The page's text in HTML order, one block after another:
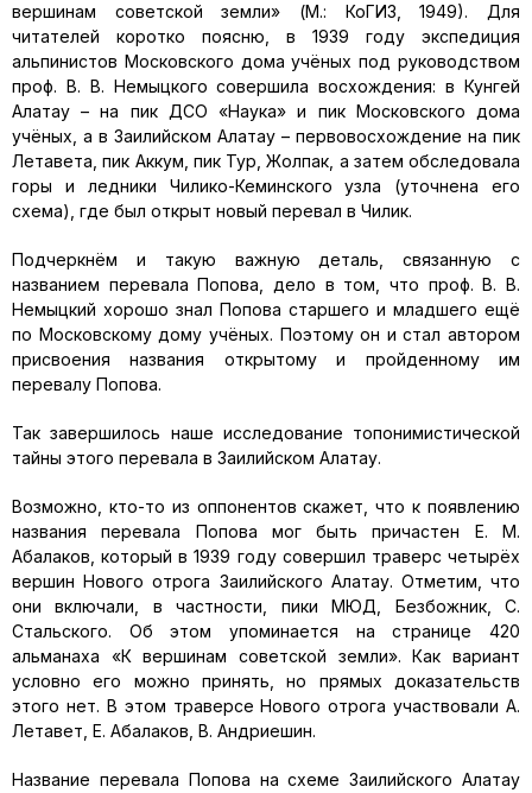
вершинам советской земли» (М.: КоГИЗ, 1949). Для
читателей коротко поясню, в 1939 году экспедиция
альпинистов Московского дома учёных под руководством
проф. В. В. Немыцкого совершила восхождения: в Кунгей
Алатау – на пик ДСО «Наука» и пик Московского дома
учёных, а в Заилийском Алатау – первовосхождение на пик
Летавета, пик Аккум, пик Тур, Жолпак, а затем обследовала
горы и ледники Чилико-Кеминского узла (уточнена его
схема), где был открыт новый перевал в Чилик.
Подчеркнём и такую важную деталь, связанную с
названием перевала Попова, дело в том, что проф. В. В.
Немыцкий хорошо знал Попова старшего и младшего ещё
по Московскому дому учёных. Поэтому он и стал автором
присвоения названия открытому и пройденному им
перевалу Попова.
Так завершилось наше исследование топонимистической
тайны этого перевала в Заилийском Алатау.
Возможно, кто-то из оппонентов скажет, что к появлению
названия перевала Попова мог быть причастен Е. М.
Абалаков, который в 1939 году совершил траверс четырёх
вершин Нового отрога Заилийского Алатау. Отметим, что
они включали, в частности, пики МЮД, Безбожник, С.
Стальского. Об этом упоминается на странице 420
альманаха «К вершинам советской земли». Как вариант
условно его можно принять, но прямых доказательств
этого нет. В этом траверсе Нового отрога участвовали А.
Летавет, Е. Абалаков, В. Андриешин.
Название перевала Попова на схеме Заилийского Алатау